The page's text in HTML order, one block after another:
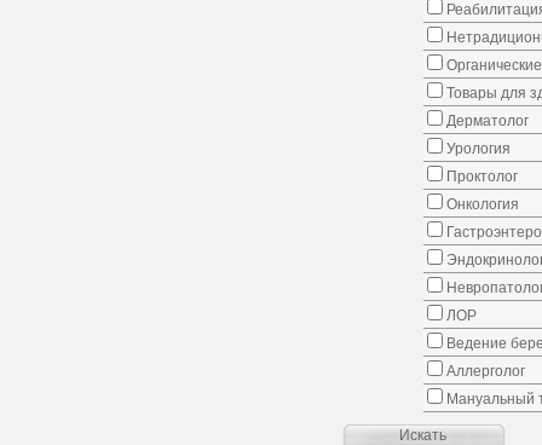
Товары для
Дерматолог
Урология
Проктолог
Онкология
ЛОР
Ведение
Аллерголог
Мануальный